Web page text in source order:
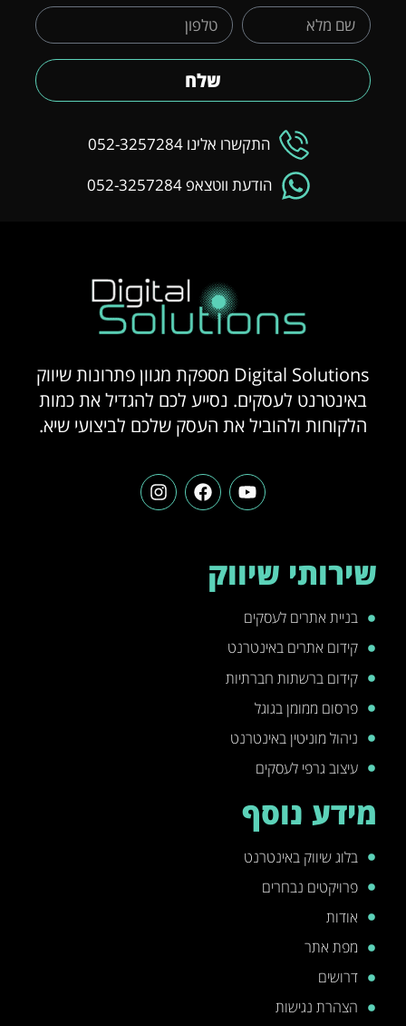
שלח
התקשרו אלינו 052-3257284
הודעת ווטצאפ 052-3257284
Digital Solutions מספקת מגוון פתרונות שיווק
באינטרנט לעסקים. נסייע לכם להגדיל את כמות
הלקוחות ולהוביל את העסק שלכם לביצועי שיא.
שירותי שיווק
בניית אתרים לעסקים
קידום אתרים באינטרנט
קידום ברשתות חברתיות
פרסום ממומן בגוגל
ניהול מוניטין באינטרנט
עיצוב גרפי לעסקים
מידע נוסף
בלוג שיווק באינטרנט
פרויקטים נבחרים
אודות
מפת אתר
דרושים
הצהרת נגישות